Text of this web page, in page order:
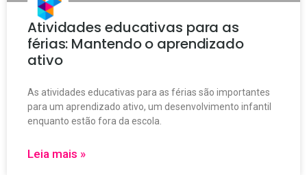
Atividades educativas para as
férias: Mantendo o aprendizado
ativo
As atividades educativas para as férias são importantes
para um aprendizado ativo, um desenvolvimento infantil
enquanto estão fora da escola.
Leia mais »